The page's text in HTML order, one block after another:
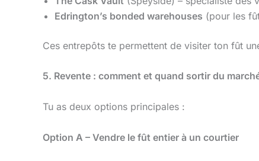
Edrington’s bonded warehouses (pour les
Ces entrepôts te permettent de visiter ton fût
5. Revente : comment et quand sortir du
Tu as deux options principales :
Option A – Vendre le fût entier à un courtier